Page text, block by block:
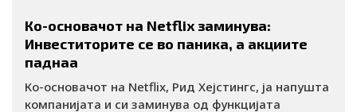
Ко-основачот на Netflix заминува:
Инвеститорите се во паника, а акциите
паднаа
Ко-основачот на Netflix, Рид Хејстингс, ја напушта
компанијата и си заминува од функцијата